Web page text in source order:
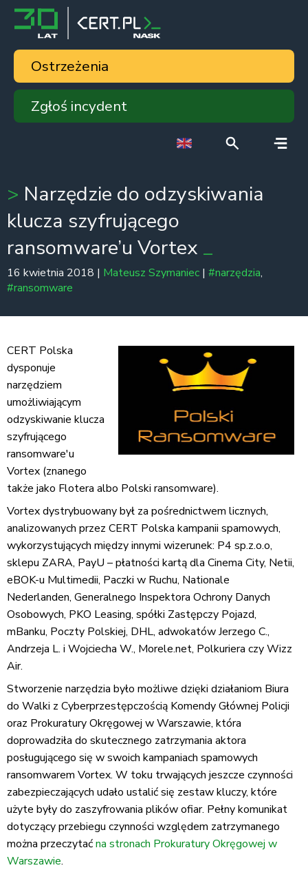
Ostrzeżenia
Zgłoś incydent
Narzędzie do odzyskiwania
klucza szyfrującego
ransomware’u Vortex
16 kwietnia 2018 | Mateusz Szymaniec | #narzędzia,
#ransomware
CERT Polska
dysponuje
narzędziem
umożliwiającym
odzyskiwanie klucza
szyfrującego
ransomware'u
Vortex (znanego
także jako Flotera albo Polski ransomware).
Vortex dystrybuowany był za pośrednictwem licznych,
analizowanych przez CERT Polska kampanii spamowych,
wykorzystujących między innymi wizerunek: P4 sp.z.o.o,
sklepu ZARA, PayU – płatności kartą dla Cinema City, Netii,
eBOK-u Multimedii, Paczki w Ruchu, Nationale
Nederlanden, Generalnego Inspektora Ochrony Danych
Osobowych, PKO Leasing, spółki Zastępczy Pojazd,
mBanku, Poczty Polskiej, DHL, adwokatów Jerzego C.,
Andrzeja L. i Wojciecha W., Morele.net, Polkuriera czy Wizz
Air.
Stworzenie narzędzia było możliwe dzięki działaniom Biura
do Walki z Cyberprzestępczością Komendy Głównej Policji
oraz Prokuratury Okręgowej w Warszawie, która
doprowadziła do skutecznego zatrzymania aktora
posługującego się w swoich kampaniach spamowych
ransomwarem Vortex. W toku trwających jeszcze czynności
zabezpieczających udało ustalić się zestaw kluczy, które
użyte były do zaszyfrowania plików ofiar. Pełny komunikat
dotyczący przebiegu czynności względem zatrzymanego
można przeczytaćna stronach Prokuratury Okręgowej w
Warszawie.